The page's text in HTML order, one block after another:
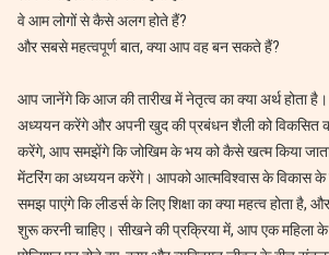
वे आम लोगों से कैसे अलग होते हैं?
और सबसे महत्वपूर्ण बात, क्या आप वह बन सकते हैं?
आप जानेंगे कि आज की तारीख में नेतृत्व का क्या अर्थ होता
अध्ययन करेंगे और अपनी खुद की प्रबंधन शैली को विकसित
करेंगे, आप समझेंगे कि जोखिम के भय को कैसे खत्म किया
मेंटरिंग का अध्ययन करेंगे। आपको आत्मविश्वास के विकास के
समझ पाएंगे कि लीडर्स के लिए शिक्षा का क्या महत्व होता है,
शुरू करनी चाहिए। सीखने की प्रक्रिया में, आप एक महिला